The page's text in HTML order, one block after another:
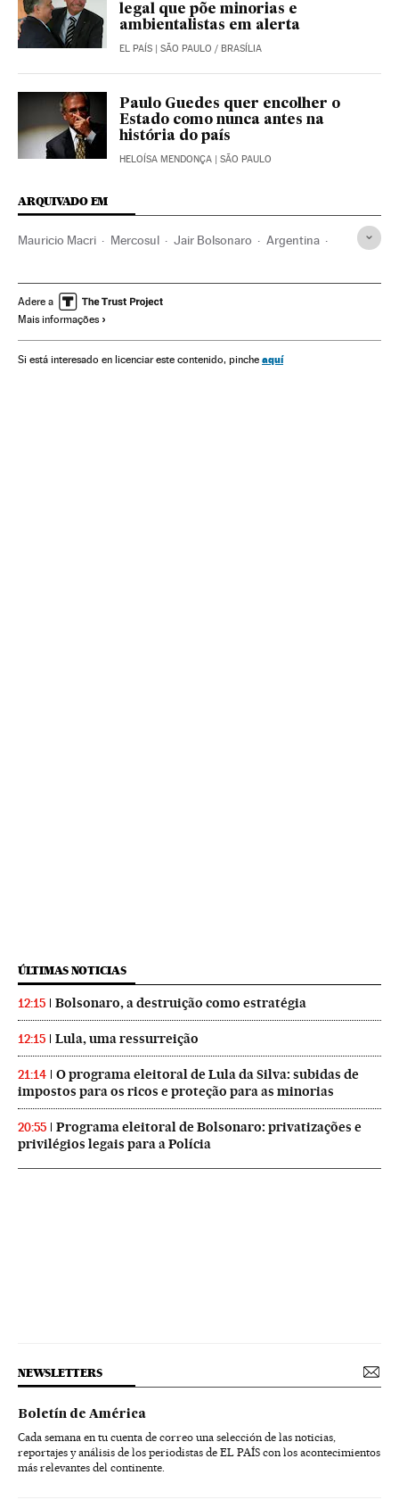
legal que põe minorias e
ambientalistas em alerta
EL PAÍS | SÃO PAULO / BRASÍLIA
Paulo Guedes quer encolher o
Estado como nunca antes na
história do país
HELOÍSA MENDONÇA | SÃO PAULO
ARQUIVADO EM
Mauricio Macri Mercosul Jair Bolsonaro Argentina
Brasil Governo América do Sul
Relações exteriores
Adere a
Mais informações
Si está interesado en licenciar este contenido, pinche aquí
ÚLTIMAS NOTICIAS
12:15 Bolsonaro, a destruição como estratégia
12:15 Lula, uma ressurreição
21:14
O programa eleitoral de Lula da Silva: subidas de
impostos para os ricos e proteção para as minorias
20:55
Programa eleitoral de Bolsonaro: privatizações e
privilégios legais para a Polícia
NEWSLETTERS
Boletín de América
Cada semana en tu cuenta de correo una selección de las noticias,
reportajes y análisis de los periodistas de EL PAÍS con los acontecimientos
más relevantes del continente.